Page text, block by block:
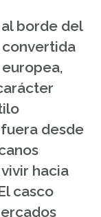
borde del
convertida
desde
hacia
casco